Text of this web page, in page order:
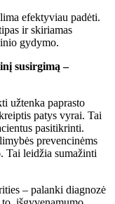
efektyviau padėti.
ir skiriamas
gydymo.
susirgimą –
užtenka paprasto
patys vyrai. Tai
pasitikrinti.
prevencinėms
Tai leidžia sumažinti
– palanki diagnozė